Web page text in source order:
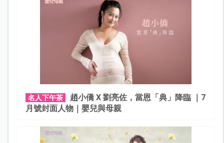
名人下午茶
月號封面人物｜嬰兒與母親